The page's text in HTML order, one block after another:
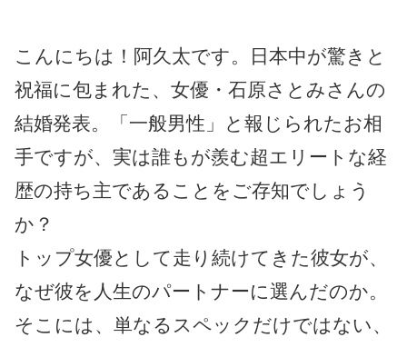
こんにちは！阿久太です。日本中が驚きと
祝福に包まれた、女優・石原さとみさんの
結婚発表。「一般男性」と報じられたお相
手ですが、実は誰もが羨む超エリートな経
歴の持ち主であることをご存知でしょう
か？
トップ女優として走り続けてきた彼女が、
なぜ彼を人生のパートナーに選んだのか。
そこには、単なるスペックだけではない、